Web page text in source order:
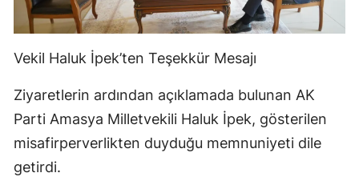
Vekil Haluk İpek’ten Teşekkür Mesajı
Ziyaretlerin ardından açıklamada bulunan AK
Parti Amasya Milletvekili Haluk İpek, gösterilen
misafirperverlikten duyduğu memnuniyeti dile
getirdi.